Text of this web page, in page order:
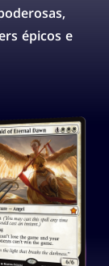
épicos e